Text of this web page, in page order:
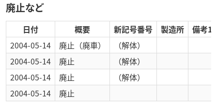
廃止など
日付 概要 新記号番号 製造所
備考1
2004-05-14
廃止 （廃車）
（解体）
2004-05-14
廃止
（解体）
2004-05-14
廃止
（解体）
2004-05-14
廃止